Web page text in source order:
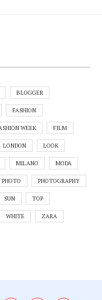
BLOGGER
FASHION
WEEK FILM
LONDON LOOK
MILANO MODA
PHOTO PHOTOGRAPHY
SUN TOP
WHITE ZARA